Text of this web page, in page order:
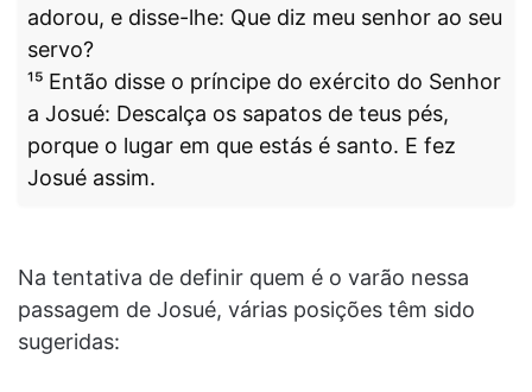
adorou, e disse-lhe: Que diz meu senhor ao seu
servo?
¹⁵ Então disse o príncipe do exército do Senhor
a Josué: Descalça os sapatos de teus pés,
porque o lugar em que estás é santo. E fez
Josué assim.
Na tentativa de definir quem é o varão nessa
passagem de Josué, várias posições têm sido
sugeridas: